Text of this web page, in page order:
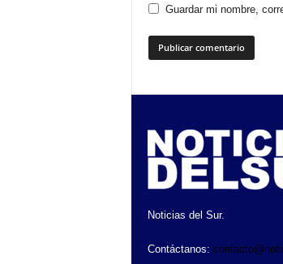
Guardar mi nombre,
Noticias del Sur.
Contáctanos: